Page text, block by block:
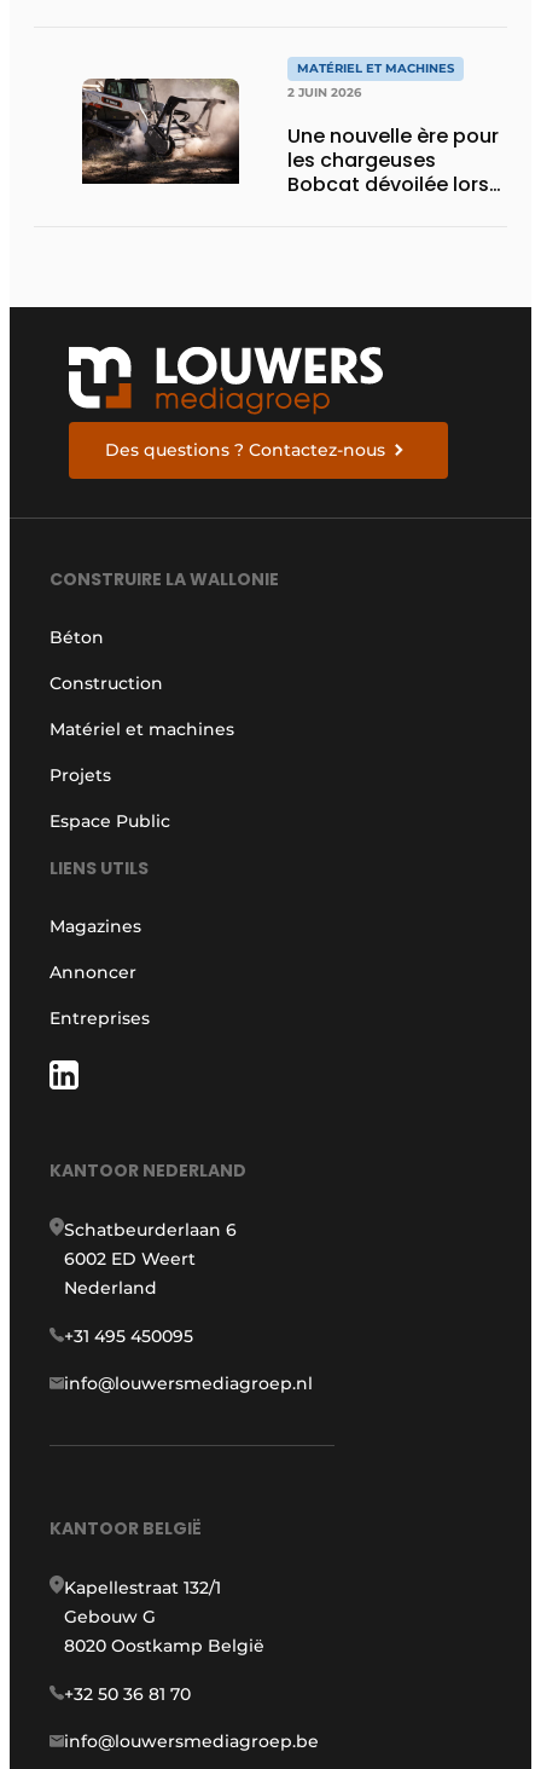
eActros Lowliner
MATÉRIEL ET MACHINES
2 JUIN 2026
Une nouvelle ère pour
les chargeuses
Bobcat dévoilée lors
Des questions ? Contactez-nous
CONSTRUIRE LA WALLONIE
Béton
Construction
Matériel et machines
Projets
Espace Public
LIENS UTILS
Magazines
Annoncer
Entreprises
KANTOOR NEDERLAND
Schatbeurderlaan 6
6002 ED Weert
Nederland
+31 495 450095
info@louwersmediagroep.nl
KANTOOR BELGIË
Kapellestraat 132/1
Gebouw G
8020 Oostkamp België
+32 50 36 81 70
info@louwersmediagroep.be